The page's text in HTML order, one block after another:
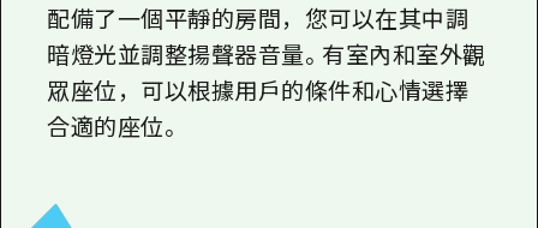
配備了一個平靜的房間，您可以在其中調
暗燈光並調整揚聲器音量。有室內和室外觀
眾座位，可以根據用戶的條件和心情選擇
合適的座位。